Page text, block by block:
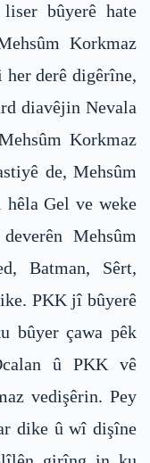
bûyerê hate
Korkmaz
derê digêrîne,
diavêjin Nevala
Korkmaz
de, Mehsûm
Gel ve weke
Mehsûm
Batman, Sêrt,
PKK jî bûyerê
bûyer çawa pêk
û PKK vê
vedişêrin. Pey
dike û wî dişîne